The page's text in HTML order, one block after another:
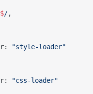
$/,
"style-loader"
"css-loader"